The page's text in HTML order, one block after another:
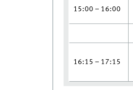
15:00 – 16:00
16:15 – 17:15